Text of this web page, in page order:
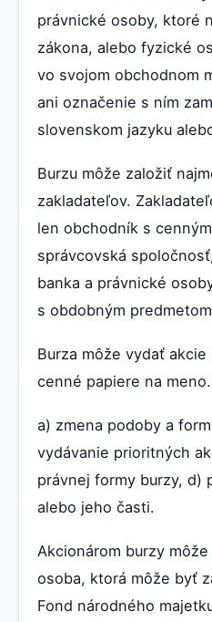
právnické osoby, ktoré
zákona, alebo fyzické
vo svojom obchodnom
ani označenie s ním
slovenskom jazyku
Burzu môže založiť
zakladateľov.
len obchodník s
správcovská
banka a právnické
s obdobným
Burza môže vydať
cenné papiere na
a) zmena podoby a
vydávanie prioritných
právnej formy burzy, d)
alebo jeho časti.
Akcionárom burzy
osoba, ktorá môže byť
Fond národného